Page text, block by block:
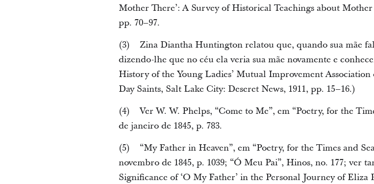
Mother There’: A Survey of Historical Teachings about Mother
pp. 70–97.
(3) Zina Diantha Huntington relatou que, quando sua mãe
dizendo-lhe que no céu ela veria sua mãe novamente e
History of the Young Ladies’ Mutual Improvement
Day Saints, Salt Lake City: Deseret News, 1911, pp. 15–16.)
(4) Ver W. W. Phelps, “Come to Me”, em “Poetry, for the
de janeiro de 1845, p. 783.
(5) “My Father in Heaven”, em “Poetry, for the Times and
novembro de 1845, p. 1039; “Ó Meu Pai”, Hinos, no. 177; ver
Significance of ‘O My Father’ in the Personal Journey of Eliza